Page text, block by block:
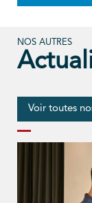
NOS AUTRES
Voir toutes